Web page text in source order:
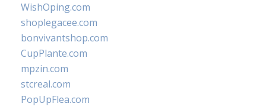
WishOping.com
shoplegacee.com
bonvivantshop.com
CupPlante.com
mpzin.com
stcreal.com
PopUpFlea.com